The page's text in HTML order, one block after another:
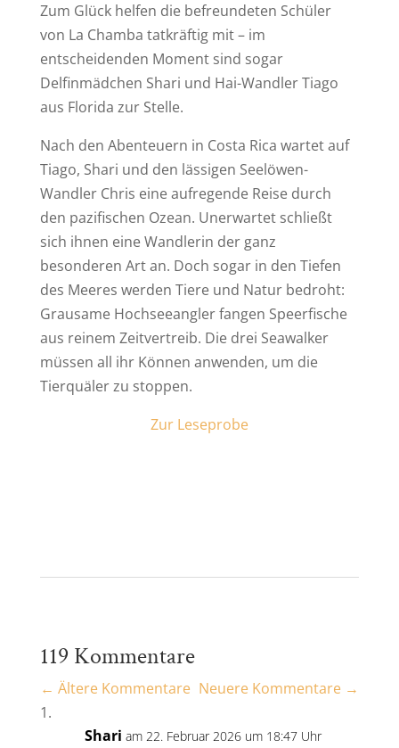
Zum Glück helfen die befreundeten Schüler
von La Chamba tatkräftig mit – im
entscheidenden Moment sind sogar
Delfinmädchen Shari und Hai-Wandler Tiago
aus Florida zur Stelle.
Nach den Abenteuern in Costa Rica wartet auf
Tiago, Shari und den lässigen Seelöwen-
Wandler Chris eine aufregende Reise durch
den pazifischen Ozean. Unerwartet schließt
sich ihnen eine Wandlerin der ganz
besonderen Art an. Doch sogar in den Tiefen
des Meeres werden Tiere und Natur bedroht:
Grausame Hochseeangler fangen Speerfische
aus reinem Zeitvertreib. Die drei Seawalker
müssen all ihr Können anwenden, um die
Tierquäler zu stoppen.
Zur Leseprobe
119 Kommentare
← Ältere Kommentare Neuere Kommentare →
Shari am 22. Februar 2026 um 18:47 Uhr